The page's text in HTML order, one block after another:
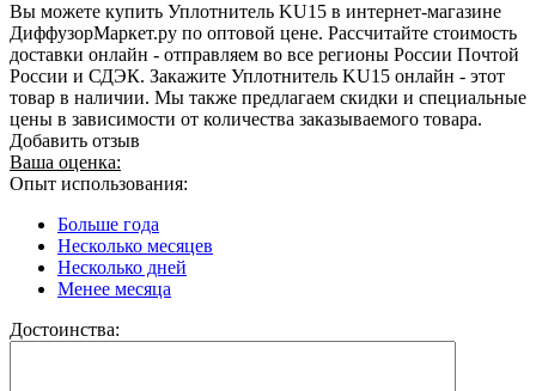
Вы можете купить Уплотнитель KU15 в интернет-магазине
ДиффузорМаркет.ру по оптовой цене. Рассчитайте стоимость
доставки онлайн - отправляем во все регионы России Почтой
России и СДЭК. Закажите Уплотнитель KU15 онлайн - этот
товар в наличии. Мы также предлагаем скидки и специальные
цены в зависимости от количества заказываемого товара.
Добавить отзыв
Ваша оценка:
Опыт использования:
Больше года
Несколько месяцев
Несколько дней
Менее месяца
Достоинства: